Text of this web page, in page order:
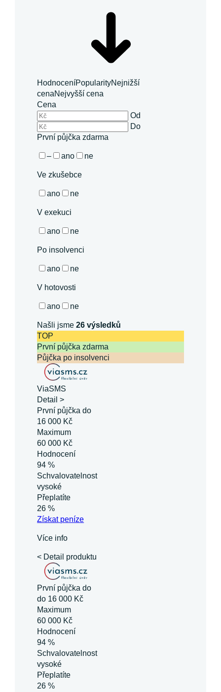
HodnoceníPopularityNejnižší
cenaNejvyšší cena
Cena
Od
Do
První půjčka zdarma
– ano ne
Ve zkušebce
ano ne
V exekuci
ano ne
Po insolvenci
ano ne
V hotovosti
ano ne
Našli jsme26 výsledků
TOP
První půjčka zdarma
Půjčka po insolvenci
ViaSMS
Detail >
První půjčka do
16 000 Kč
Maximum
60 000 Kč
Hodnocení
94 %
Schvalovatelnost
vysoké
Přeplatíte
26 %
Získatpeníze
Více info
< Detail produktu
První půjčka do
do 16 000 Kč
Maximum
60 000 Kč
Hodnocení
94 %
Schvalovatelnost
vysoké
Přeplatíte
26 %